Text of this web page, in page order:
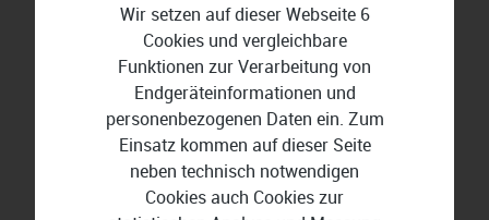
IT- und OT-Security: Die Absicherung der OT-Ebene
gewinnt mit zunehmender Vernetzung erheblich an
Bedeutung. Netzwerktrennung und rollenbasierte
Zugriffskonzepte sind Basismaßnahmen. Darüber
hinaus sind folgende Punkte praxisrelevant:
Wir setzen auf dieser Webseite 6
Cookies und vergleichbare
Funktionen zur Verarbeitung von
Endgeräteinformationen und
personenbezogenen Daten ein. Zum
Einsatz kommen auf dieser Seite
neben technisch notwendigen
Cookies auch Cookies zur